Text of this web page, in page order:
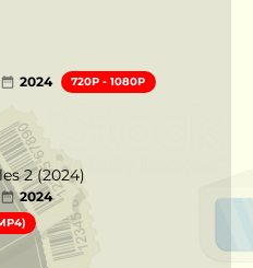
2024 720P - 1080P
2 (2024)
2024